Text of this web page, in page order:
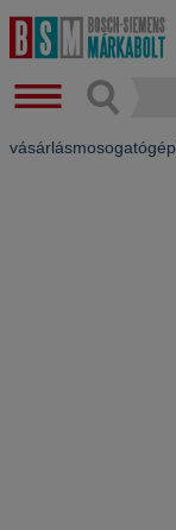
vásárlásmosogatógép